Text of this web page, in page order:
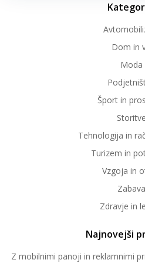
Dom in
Moda
Šport in
Storitve
Tehnologija in
Turizem in
Vzgoja in
Zabava
Zdravje in
Najnovejši
Z mobilnimi panoji in reklamnimi